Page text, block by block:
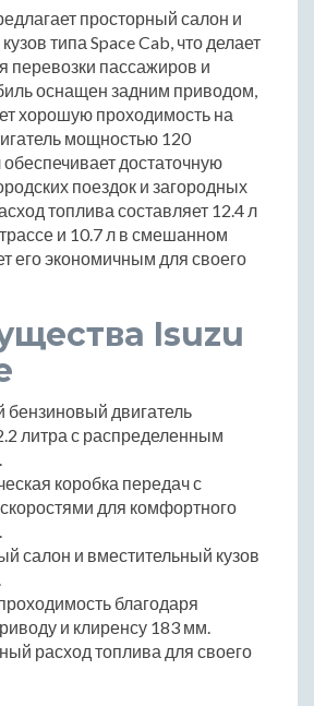
просторный салон и
типа Space Cab, что делает
перевозки пассажиров и
оснащен задним приводом,
хорошую проходимость на
мощностью 120
достаточную
поездок и загородных
топлива составляет 12.4 л
и 10.7 л в смешанном
его экономичным для своего
Isuzu
двигатель
литра с распределенным
коробка передач с
для комфортного
салон и вместительный кузов
благодаря
и клиренсу 183 мм.
расход топлива для своего